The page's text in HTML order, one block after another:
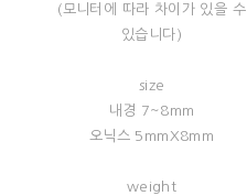
(모니터에 따라 차이가 있을 수
있습니다)
size
내경 7~8mm
오닉스 5mmX8mm
weight